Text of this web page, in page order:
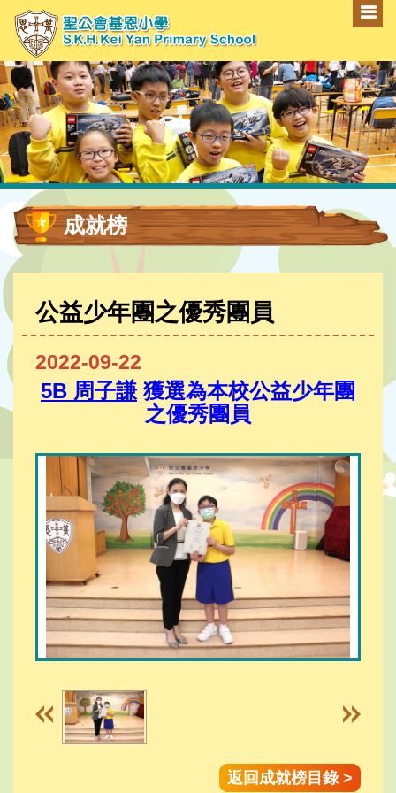
成就榜
公益少年團之優秀團員
2022-09-22
5B 周子謙獲選為本校公益少年團
之優秀團員
返回成就榜目錄 >